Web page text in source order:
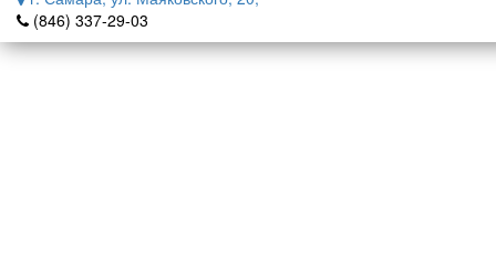
(846) 337-29-03